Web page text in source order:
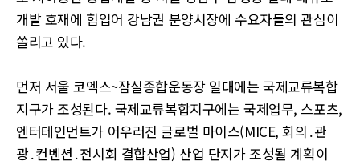
개발 호재에 힘입어 강남권 분양시장에 수요자들의 관심이
쏠리고 있다.
먼저 서울 코엑스~잠실종합운동장 일대에는 국제교류복합
지구가 조성된다. 국제교류복합지구에는 국제업무, 스포츠,
엔터테인먼트가 어우러진 글로벌 마이스(MICE, 회의․관
광․컨벤션․전시회 결합산업) 산업 단지가 조성될 계획이